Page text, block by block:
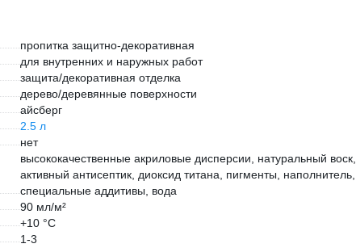
пропитка защитно-декоративная
для внутренних и наружных работ
защита/декоративная отделка
дерево/деревянные поверхности
айсберг
2.5 л
нет
высококачественные акриловые дисперсии, натуральный воск,
активный антисептик, диоксид титана, пигменты, наполнитель,
специальные аддитивы, вода
90 мл/м²
+10 °С
1-3